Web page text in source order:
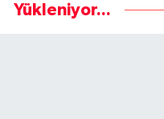
Yükleniyor...